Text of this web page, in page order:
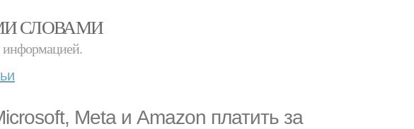
СЛОВАМИ
информацией.
Meta и Amazon платить за